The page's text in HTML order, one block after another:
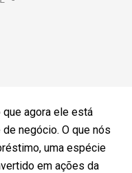
que agora ele está
negócio. O que nós
uma espécie
em ações da